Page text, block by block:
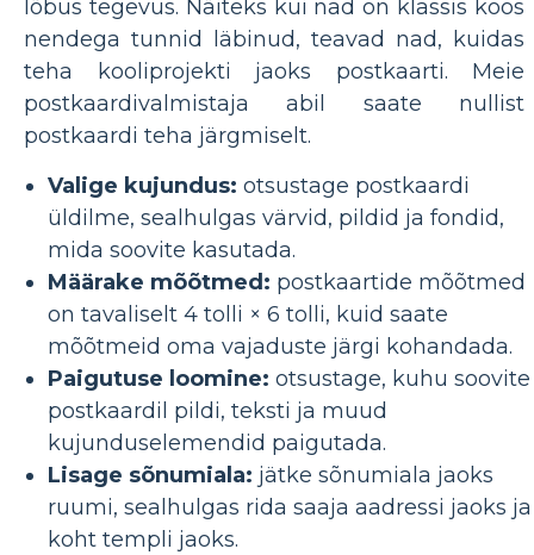
lõbus tegevus. Näiteks kui nad on klassis koos
nendega tunnid läbinud, teavad nad, kuidas
teha kooliprojekti jaoks postkaarti. Meie
postkaardivalmistaja abil saate nullist
postkaardi teha järgmiselt.
Valige kujundus: otsustage postkaardi
üldilme, sealhulgas värvid, pildid ja fondid,
mida soovite kasutada.
Määrake mõõtmed: postkaartide mõõtmed
on tavaliselt 4 tolli × 6 tolli, kuid saate
mõõtmeid oma vajaduste järgi kohandada.
Paigutuse loomine: otsustage, kuhu soovite
postkaardil pildi, teksti ja muud
kujunduselemendid paigutada.
Lisage sõnumiala: jätke sõnumiala jaoks
ruumi, sealhulgas rida saaja aadressi jaoks ja
koht templi jaoks.